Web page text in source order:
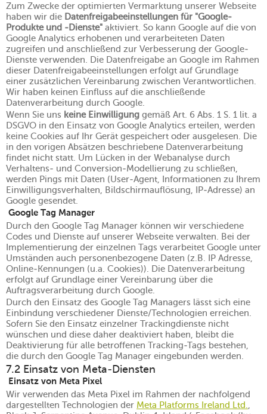
Zum Zwecke der optimierten Vermarktung unserer Webseite
haben wir die Datenfreigabeeinstellungen für "Google-
Produkte und -Dienste" aktiviert. So kann Google auf die von
Google Analytics erhobenen und verarbeiteten Daten
zugreifen und anschließend zur Verbesserung der Google-
Dienste verwenden. Die Datenfreigabe an Google im Rahmen
dieser Datenfreigabeeinstellungen erfolgt auf Grundlage
einer zusätzlichen Vereinbarung zwischen Verantwortlichen.
Wir haben keinen Einfluss auf die anschließende
Datenverarbeitung durch Google.
Wenn Sie uns keine Einwilligung gemäß Art. 6 Abs. 1 S. 1 lit. a
DSGVO in den Einsatz von Google Analytics erteilen, werden
keine Cookies auf Ihr Gerät gespeichert oder ausgelesen. Die
in den vorigen Absätzen beschriebene Datenverarbeitung
findet nicht statt. Um Lücken in der Webanalyse durch
Verhaltens- und Conversion-Modellierung zu schließen,
werden Pings mit Daten (User-Agent, Informationen zu Ihrem
Einwilligungsverhalten, Bildschirmauflösung, IP-Adresse) an
Google gesendet.
Google Tag Manager
Durch den Google Tag Manager können wir verschiedene
Codes und Dienste auf unserer Webseite verwalten. Bei der
Implementierung der einzelnen Tags verarbeitet Google unter
Umständen auch personenbezogene Daten (z.B. IP Adresse,
Online-Kennungen (u.a. Cookies)). Die Datenverarbeitung
erfolgt auf Grundlage einer Vereinbarung über die
Auftragsverarbeitung durch Google.
Durch den Einsatz des Google Tag Managers lässt sich eine
Einbindung verschiedener Dienste/Technologien erreichen.
Sofern Sie den Einsatz einzelner Trackingdienste nicht
wünschen und diese daher deaktiviert haben, bleibt die
Deaktivierung für alle betroffenen Tracking-Tags bestehen,
die durch den Google Tag Manager eingebunden werden.
7.2 Einsatz von Meta-Diensten
Einsatz von Meta Pixel
Wir verwenden das Meta Pixel im Rahmen der nachfolgend
dargestellten Technologien der Meta Platforms Ireland Ltd.,